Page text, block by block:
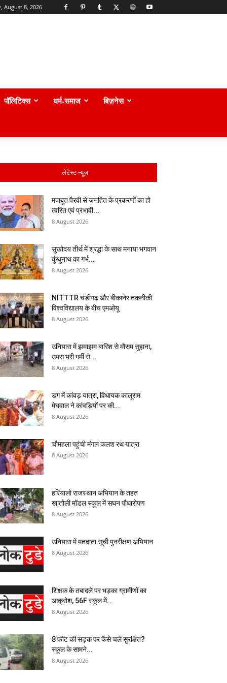
August 8, 2026
पॉलिटिक्स धर्म-समाज बिज़नेस
लेटेस्ट न्यूज़
मजबूत पैरवी से जनहित के प्रकरणों का हो
त्वरित एवं प्रभावी...
8 August 2026
सुखोदय तीर्थ में श्रद्धा के साथ मनाया भगवान
कुंथुनाथ का गर्भ...
8 August 2026
NITTTR चंडीगढ़ और बीकानेर तकनीकी
विश्वविद्यालय के बीच एमओयू
8 August 2026
उनियारा में झमाझम बारिश से मौसम सुहाना,
उमस भरी गर्मी से...
8 August 2026
डग में कांवड़ यात्रा, विधायक कालूराम
मेघवाल ने कांवड़ियों पर की...
8 August 2026
चौमहला पहुंची मंगल कलश रथ यात्रा
8 August 2026
हरियालो राजस्थान अभियान के तहत
खातोली मॉडल स्कूल में सघन पौधारोपण
8 August 2026
उनियारा में मतदाता सूची पुनरीक्षण अभियान
8 August 2026
शिक्षक के तबादले पर भड़का ग्रामीणों का
आक्रोश, 56F स्कूल में...
8 August 2026
8 फीट की सड़क पर कैसे चले सुरक्षित?
स्कूल के सामने...
8 August 2026